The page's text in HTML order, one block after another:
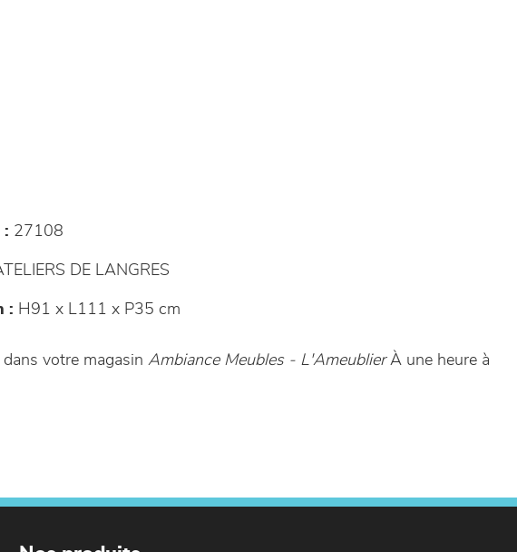
: 27108
DE LANGRES
: H91 x L111 x P35 cm
votre magasin Ambiance Meubles - L'AmeublierÀ une heure à